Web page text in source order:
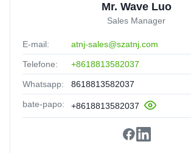
Mr. Wave Luo
Sales Manager
E-mail: atnj-sales@szatnj.com
Telefone: +8618813582037
Whatsapp: 8618813582037
bate-papo: +8618813582037